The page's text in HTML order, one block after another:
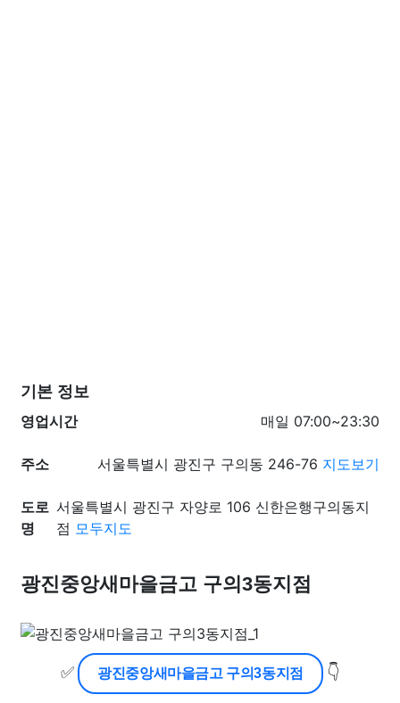
기본 정보
영업시간
매일 07:00~23:30
주소 서울특별시 광진구 구의동 246-76 지도보기
도로
명
서울특별시 광진구 자양로 106 신한은행구의동지
점 모두지도
광진중앙새마을금고 구의3동지점
✅ 광진중앙새마을금고 구의3동지점 👇